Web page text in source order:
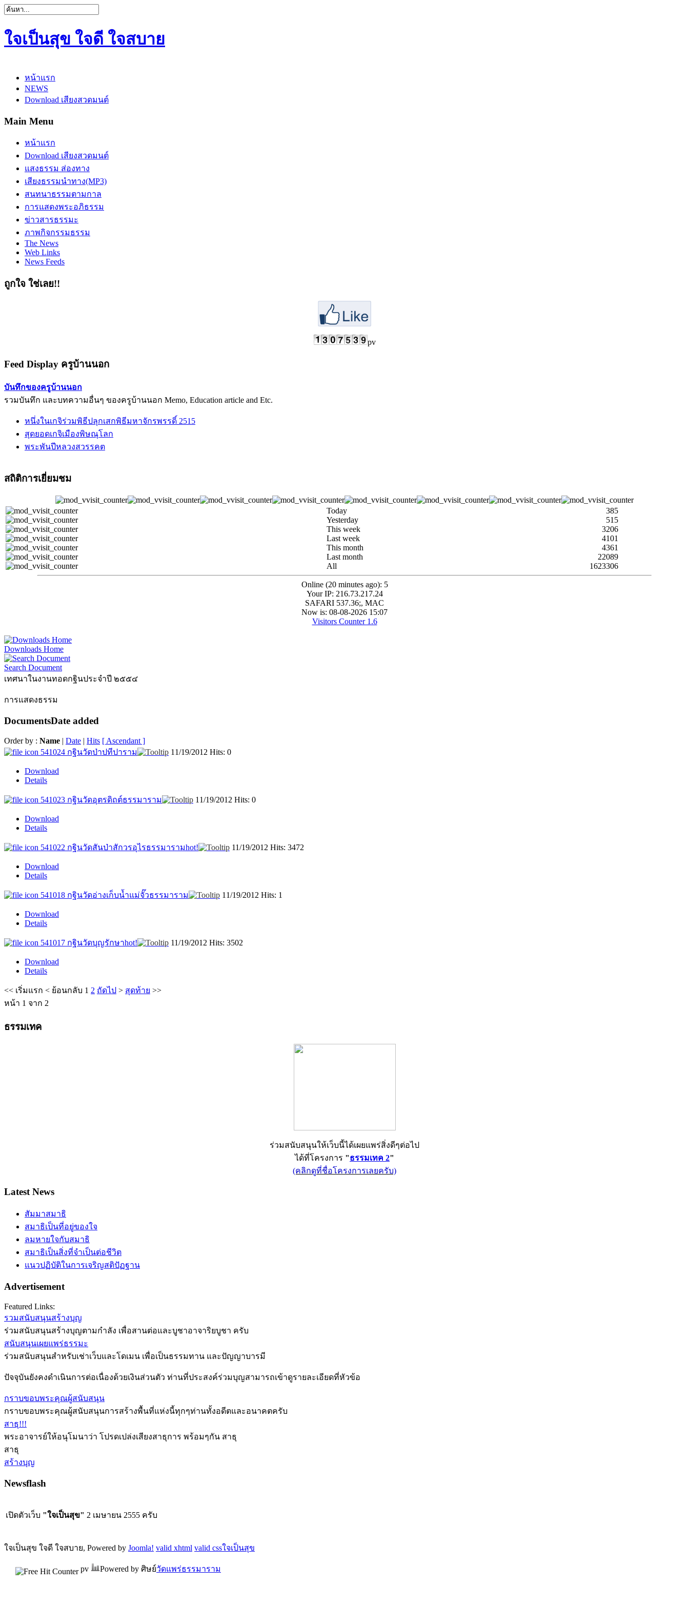
ใจเป็นสุข ใจดี ใจสบาย
หน้าแรก
NEWS
Download เสียงสวดมนต์
Main Menu
หน้าแรก
Download เสียงสวดมนต์
แสงธรรม ส่องทาง
เสียงธรรมนำทาง(MP3)
สนทนาธรรมตามกาล
การแสดงพระอภิธรรม
ข่าวสารธรรมะ
ภาพกิจกรรมธรรม
The News
Web Links
News Feeds
ถูกใจ ใช่เลย!!
pv
Feed Display ครูบ้านนอก
บันทึกของครูบ้านนอก
รวมบันทึก และบทความอื่นๆ ของครูบ้านนอก Memo, Education article and Etc.
หนึ่งในเกจิร่วมพิธีปลุกเสกพิธีมหาจักรพรรดิ์ 2515
สุดยอดเกจิเมืองพิษณุโลก
พระพันปีหลวงสวรรคต
สถิติการเยี่ยมชม
Today
385
Yesterday
515
This week
3206
Last week
4101
This month
4361
Last month
22089
All
1623306
Online (20 minutes ago): 5
Your IP: 216.73.217.24
SAFARI 537.36;, MAC
Now is: 08-08-2026 15:07
Visitors Counter 1.6
Downloads Home
Search Document
เทศนาในงานทอดกฐินประจำปี ๒๕๕๔
การแสดงธรรม
DocumentsDate added
Order by : Name | Date | Hits [ Ascendant ]
541024 กฐินวัดป่าปทีปาราม
11/19/2012 Hits: 0
Download
Details
541023 กฐินวัดอุตรดิถต์ธรรมาราม 11/19/2012 Hits: 0
Download
Details
541022 กฐินวัดสันป่าสักวรอุไรธรรมารามhot! 11/19/2012 Hits: 3472
Download
Details
541018 กฐินวัดอ่างเก็บน้ำแม่จั๊วธรรมาราม 11/19/2012 Hits: 1
Download
Details
541017 กฐินวัดบุญรักษาhot! 11/19/2012 Hits: 3502
Download
Details
<< เริ่มแรก < ย้อนกลับ 1 2 ถัดไป > สุดท้าย >>
หน้า 1 จาก 2
ธรรมเทค
ร่วมสนับสนุนให้เว็บนี้ได้เผยแพร่สิ่งดีๆต่อไป
ได้ที่โครงการ "ธรรมเทค 2"
(คลิกดูที่ชื่อโครงการเลยครับ)
Latest News
สัมมาสมาธิ
สมาธิเป็นที่อยู่ของใจ
ลมหายใจกับสมาธิ
สมาธิเป็นสิ่งที่จำเป็นต่อชีวิต
แนวปฏิบัติในการเจริญสติปัฏฐาน
Advertisement
Featured Links:
รวมสนับสนุนสร้างบุญ
ร่วมสนับสนุนสร้างบุญตามกำลัง เพื่อสานต่อและบูชาอาจาริยบูชา ครับ
สนับสนุนเผยแพร่ธรรมะ
ร่วมสนับสนุนสำหรับเช่าเว็บและโดเมน เพื่อเป็นธรรมทาน และปัญญาบารมี
ปัจจุบันยังคงดำเนินการต่อเนื่องด้วยเงินส่วนตัว ท่านที่ประสงค์ร่วมบุญสามารถเข้าดูรายละเอียดที่หัวข้อ
กราบขอบพระคุณผู้สนับสนุน
กราบขอบพระคุณผู้สนับสนุนการสร้างพื้นที่แห่งนี้ทุกๆท่านทั้งอดีตและอนาคตครับ
สาธุ!!!
พระอาจารย์ให้อนุโมนาว่า โปรดเปล่งเสียงสาธุการ พร้อมๆกัน สาธุ
สาธุ
สร้างบุญ
Newsflash
เปิดตัวเว็บ "ใจเป็นสุข" 2 เมษายน 2555 ครับ
ใจเป็นสุข ใจดี ใจสบาย, Powered by Joomla! valid xhtml valid cssใจเป็นสุข
pv Powered by ศิษย์วัดแพร่ธรรมาราม